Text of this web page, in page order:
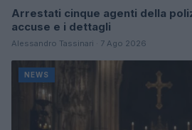
Arrestati cinque agenti della
accuse e i dettagli
Alessandro Tassinari · 7 Ago 2026
NEWS